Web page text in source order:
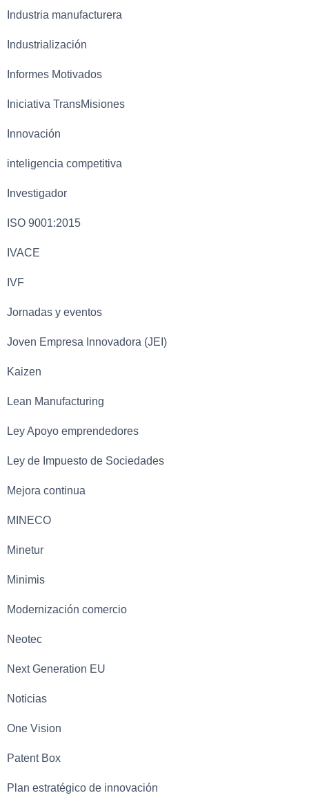
Industria manufacturera
Industrialización
Informes Motivados
Iniciativa TransMisiones
Innovación
inteligencia competitiva
Investigador
ISO 9001:2015
IVACE
IVF
Jornadas y eventos
Joven Empresa Innovadora (JEI)
Kaizen
Lean Manufacturing
Ley Apoyo emprendedores
Ley de Impuesto de Sociedades
Mejora continua
MINECO
Minetur
Minimis
Modernización comercio
Neotec
Next Generation EU
Noticias
One Vision
Patent Box
Plan estratégico de innovación